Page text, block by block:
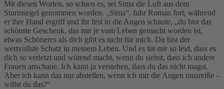
Mit diesen Worten, so schien es, sei Sima die Luft aus dem
Sturmsegel genommen worden. „Sima“, fuhr Roman fort, während
er ihre Hand ergriff und ihr fest in die Augen schaute, „du bist das
schönste Geschenk, das mir je vom Leben gemacht worden ist,
etwas Schöneres als dich gibt es nicht für mich. Du bist der
wertvollste Schatz in meinem Leben. Und es tut mir so leid, dass es
dich so verletzt und wütend macht, wenn du siehst, dass ich andere
Frauen anschaue. Ich kann ja verstehen, dass du das nicht magst.
Aber ich kann das nur abstellen, wenn ich mir die Augen rausreiße –
willst du das?“